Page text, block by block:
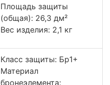
Площадь защиты
(общая): 26,3 дм²
Вес изделия: 2,1 кг
Класс защиты: Бр1+
Материал
бронеэлемента: